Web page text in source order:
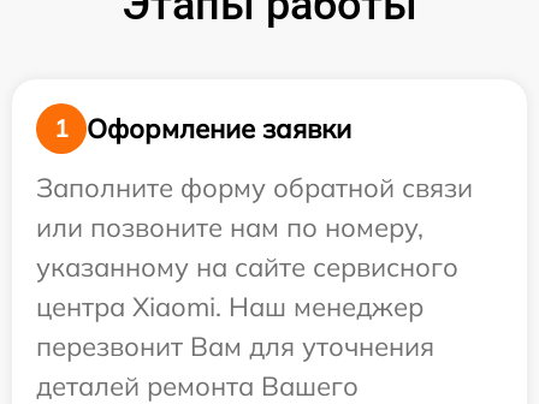
1
Оформление заявки
Заполните форму обратной связи
или позвоните нам по номеру,
указанному на сайте сервисного
центра Xiaomi. Наш менеджер
перезвонит Вам для уточнения
деталей ремонта Вашего